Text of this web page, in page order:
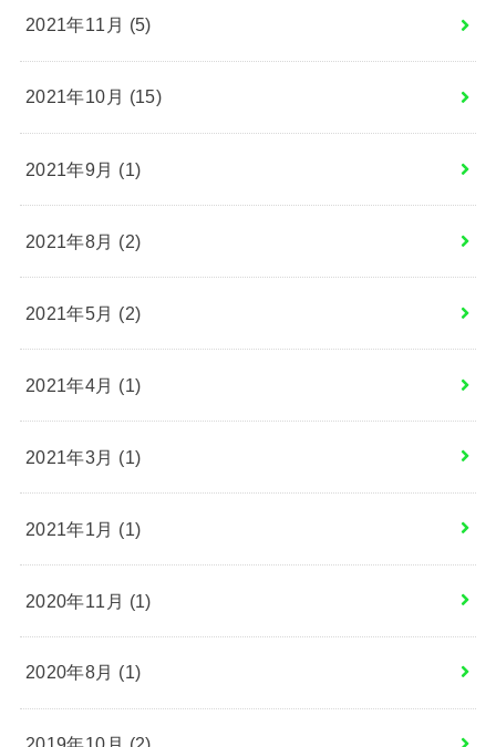
2021年11月 (5)
2021年10月 (15)
2021年9月 (1)
2021年8月 (2)
2021年5月 (2)
2021年4月 (1)
2021年3月 (1)
2021年1月 (1)
2020年11月 (1)
2020年8月 (1)